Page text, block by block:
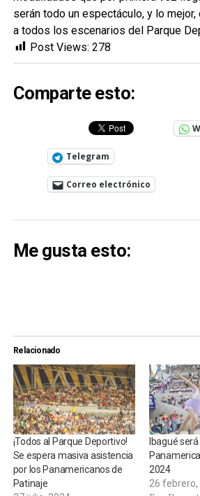
serán todo un espectáculo, y lo mejor,
a todos los escenarios del Parque
Post Views: 278
Comparte esto:
Telegram
Correo electrónico
Me gusta esto:
Relacionado
¡Todos al Parque Deportivo!
Se espera masiva asistencia
por los Panamericanos de
Patinaje
Ibagué
2024
26 febrero,